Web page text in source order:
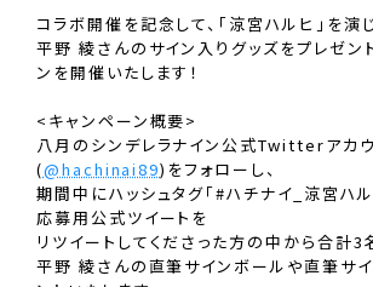
コラボ開催を記念して、｢涼宮ハルヒ｣を演
平野 綾さんのサイン入りグッズをプレゼン
ンを開催いたします！
<キャンペーン概要>
八月のシンデレラナイン公式Twitterアカ
(@hachinai89)をフォローし、
期間中にハッシュタグ「#ハチナイ_涼宮ハ
応募用公式ツイートを
リツイートしてくださった方の中から合計3
平野 綾さんの直筆サインボールや直筆サ